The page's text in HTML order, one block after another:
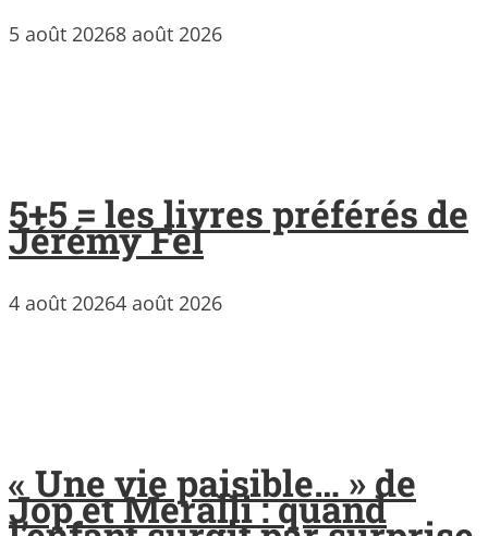
5 août 20268 août 2026
5+5 = les livres préférés de
Jérémy Fel
4 août 20264 août 2026
« Une vie paisible… » de
Jop et Meralli : quand